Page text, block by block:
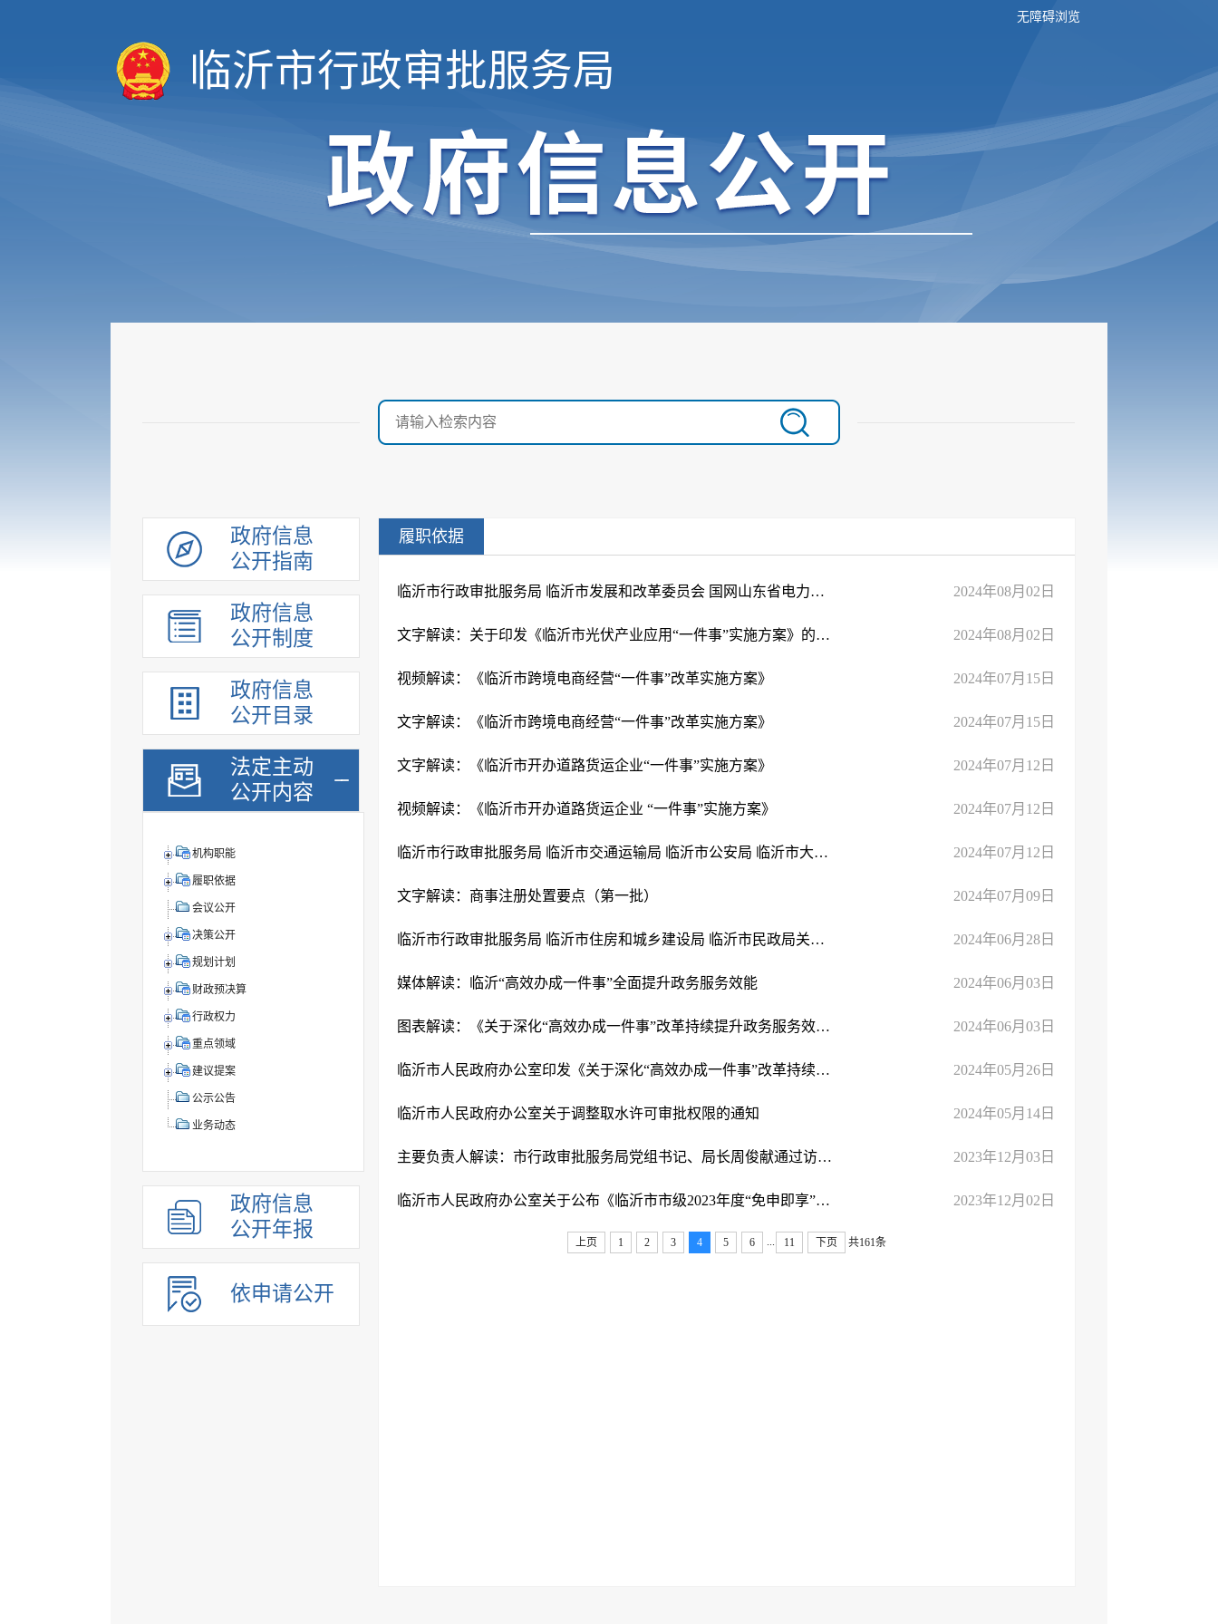
无障碍浏览
临沂市行政审批服务局
政府信息
公开指南
政府信息
公开制度
政府信息
公开目录
法定主动
公开内容
机构职能
履职依据
会议公开
决策公开
规划计划
财政预决算
行政权力
重点领域
建议提案
公示公告
业务动态
政府信息
公开年报
依申请公开
履职依据
临沂市行政审批服务局 临沂市发展和改革委员会 国网山东省电力公司临沂 ... 2024年08月02日
文字解读：关于印发《临沂市光伏产业应用“一件事”实施方案》的通知 2024年08月02日
视频解读：《临沂市跨境电商经营“一件事”改革实施方案》 2024年07月15日
文字解读：《临沂市跨境电商经营“一件事”改革实施方案》 2024年07月15日
文字解读：《临沂市开办道路货运企业“一件事”实施方案》 2024年07月12日
视频解读：《临沂市开办道路货运企业 “一件事”实施方案》 2024年07月12日
临沂市行政审批服务局 临沂市交通运输局 临沂市公安局 临沂市大数据局关... 2024年07月12日
文字解读：商事注册处置要点（第一批） 2024年07月09日
临沂市行政审批服务局 临沂市住房和城乡建设局 临沂市民政局关于印发《 ... 2024年06月28日
媒体解读：临沂“高效办成一件事”全面提升政务服务效能 2024年06月03日
图表解读：《关于深化“高效办成一件事”改革持续提升政务服务效能行动 ... 2024年06月03日
临沂市人民政府办公室印发《关于深化“高效办成一件事”改革持续提升政 ... 2024年05月26日
临沂市人民政府办公室关于调整取水许可审批权限的通知 2024年05月14日
主要负责人解读：市行政审批服务局党组书记、局长周俊献通过访谈解读《 ... 2023年12月03日
临沂市人民政府办公室关于公布《临沂市市级2023年度“免申即享”政策清 ... 2023年12月02日
上页 1 2 3 4 5 6 11 下页 共161条